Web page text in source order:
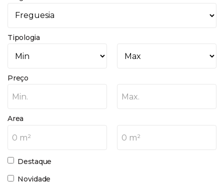
Tipologia
Preço
Min. Max.
Area
0 m² 0 m²
Destaque
Novidade